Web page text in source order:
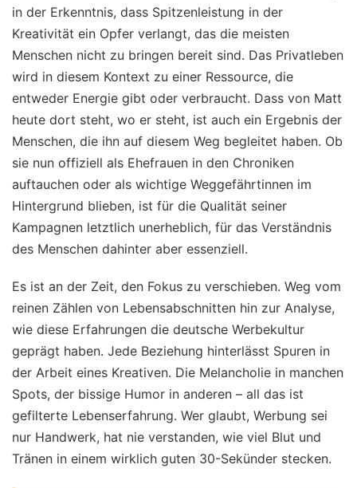
in der Erkenntnis, dass Spitzenleistung in der
Kreativität ein Opfer verlangt, das die meisten
Menschen nicht zu bringen bereit sind. Das Privatleben
wird in diesem Kontext zu einer Ressource, die
entweder Energie gibt oder verbraucht. Dass von Matt
heute dort steht, wo er steht, ist auch ein Ergebnis der
Menschen, die ihn auf diesem Weg begleitet haben. Ob
sie nun offiziell als Ehefrauen in den Chroniken
auftauchen oder als wichtige Weggefährtinnen im
Hintergrund blieben, ist für die Qualität seiner
Kampagnen letztlich unerheblich, für das Verständnis
des Menschen dahinter aber essenziell.
Es ist an der Zeit, den Fokus zu verschieben. Weg vom
reinen Zählen von Lebensabschnitten hin zur Analyse,
wie diese Erfahrungen die deutsche Werbekultur
geprägt haben. Jede Beziehung hinterlässt Spuren in
der Arbeit eines Kreativen. Die Melancholie in manchen
Spots, der bissige Humor in anderen – all das ist
gefilterte Lebenserfahrung. Wer glaubt, Werbung sei
nur Handwerk, hat nie verstanden, wie viel Blut und
Tränen in einem wirklich guten 30-Sekünder stecken.